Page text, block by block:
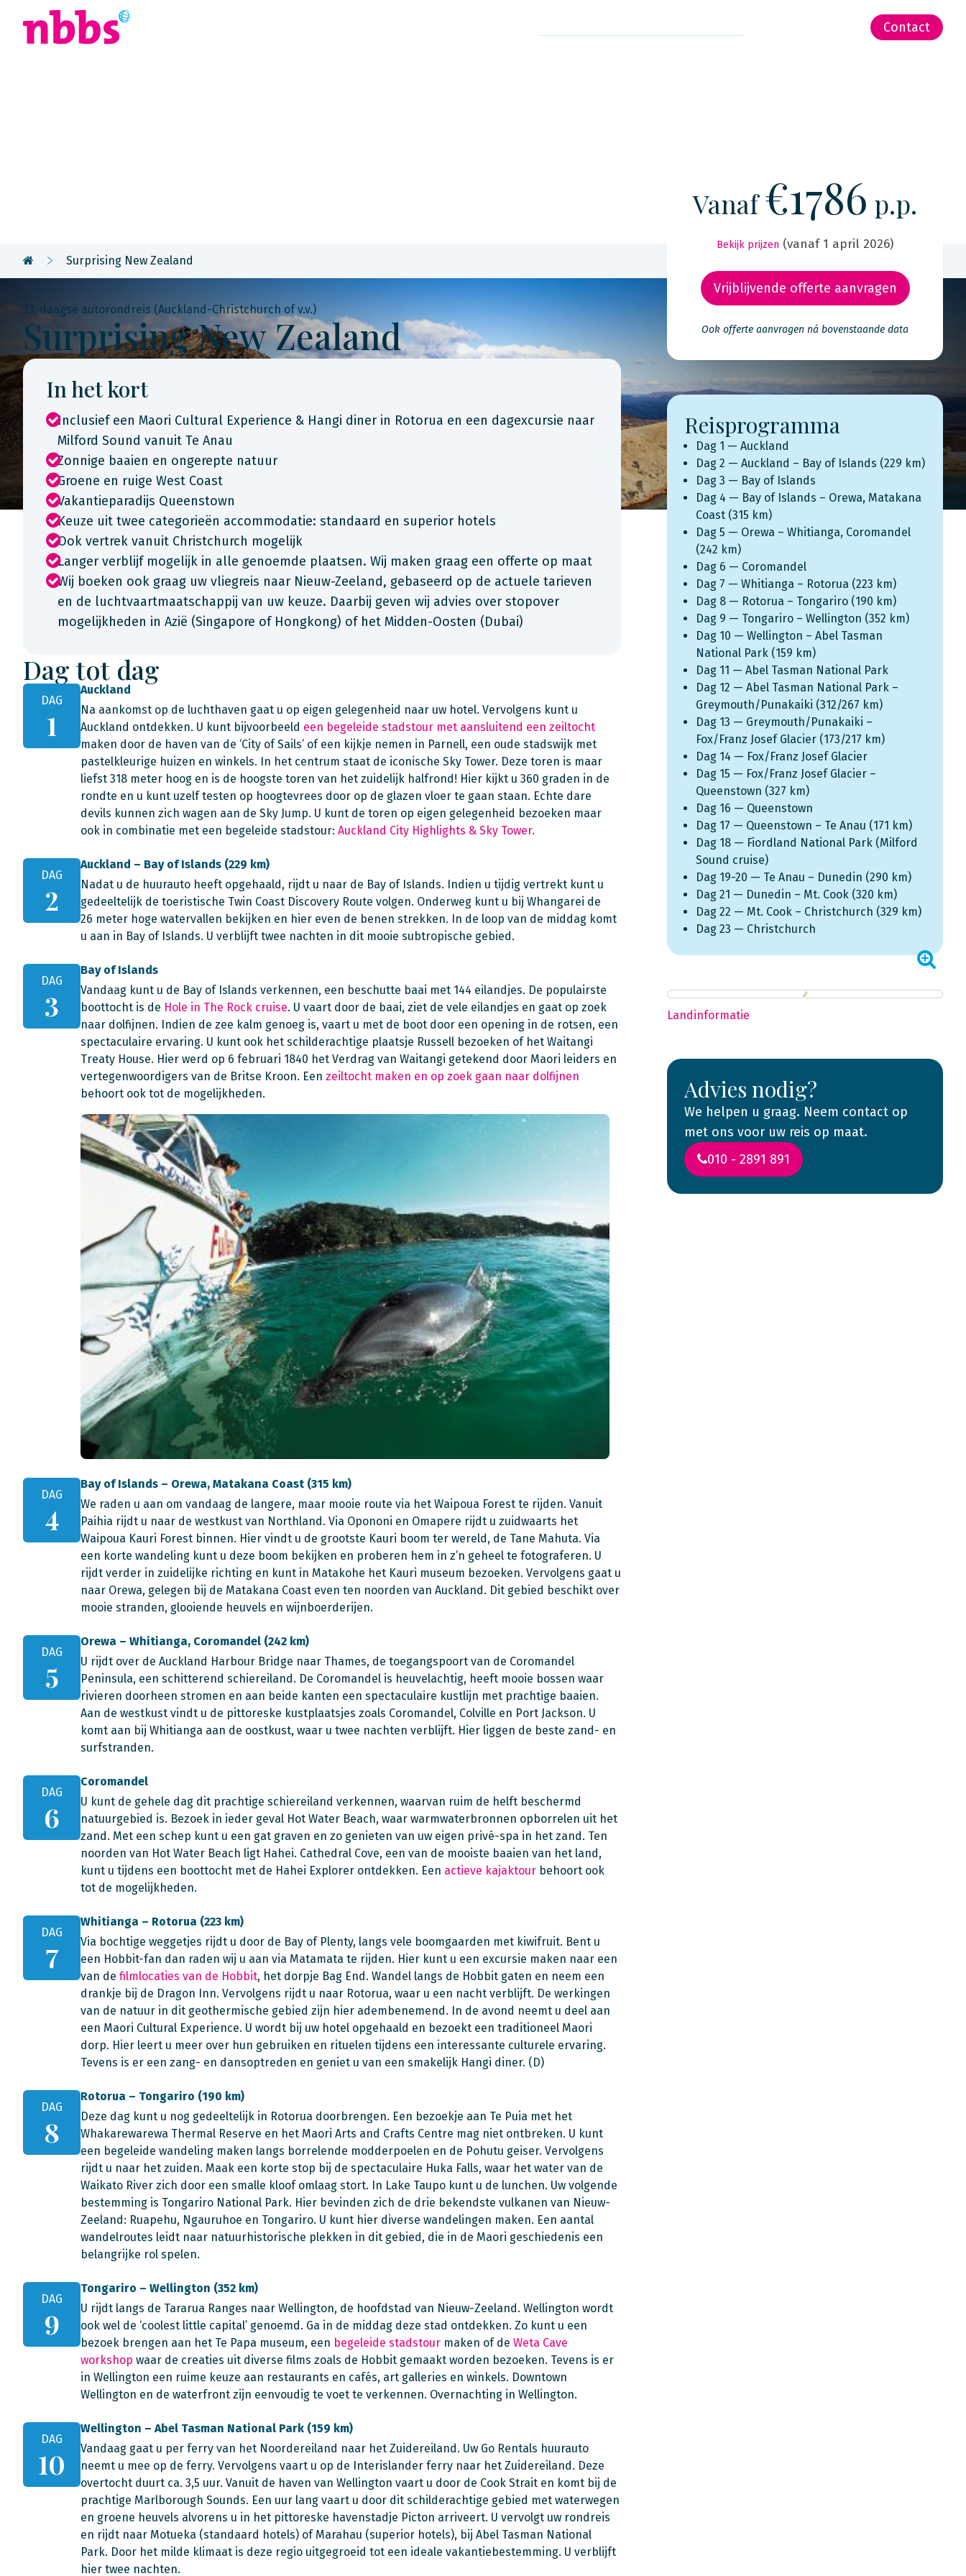
Contact
Surprising New Zealand
23-daagse autorondreis (Auckland-Christchurch of v.v.)
Surprising New Zealand
In het kort
Inclusief een Maori Cultural Experience & Hangi diner in Rotorua en een dagexcursie naar
Milford Sound vanuit Te Anau
Zonnige baaien en ongerepte natuur
Groene en ruige West Coast
Vakantieparadijs Queenstown
Keuze uit twee categorieën accommodatie: standaard en superior hotels
Ook vertrek vanuit Christchurch mogelijk
Langer verblijf mogelijk in alle genoemde plaatsen. Wij maken graag een offerte op maat
Wij boeken ook graag uw vliegreis naar Nieuw-Zeeland, gebaseerd op de actuele tarieven
en de luchtvaartmaatschappij van uw keuze. Daarbij geven wij advies over stopover
mogelijkheden in Azië (Singapore of Hongkong) of het Midden-Oosten (Dubai)
Dag tot dag
DAG
1
Auckland
Na aankomst op de luchthaven gaat u op eigen gelegenheid naar uw hotel. Vervolgens kunt u
Auckland ontdekken. U kunt bijvoorbeeld een begeleide stadstour met aansluitend een zeiltocht
maken door de haven van de ‘City of Sails’ of een kijkje nemen in Parnell, een oude stadswijk met
pastelkleurige huizen en winkels. In het centrum staat de iconische Sky Tower. Deze toren is maar
liefst 318 meter hoog en is de hoogste toren van het zuidelijk halfrond! Hier kijkt u 360 graden in de
rondte en u kunt uzelf testen op hoogtevrees door op de glazen vloer te gaan staan. Echte dare
devils kunnen zich wagen aan de Sky Jump. U kunt de toren op eigen gelegenheid bezoeken maar
ook in combinatie met een begeleide stadstour: Auckland City Highlights & Sky Tower.
DAG
2
Auckland – Bay of Islands (229 km)
Nadat u de huurauto heeft opgehaald, rijdt u naar de Bay of Islands. Indien u tijdig vertrekt kunt u
gedeeltelijk de toeristische Twin Coast Discovery Route volgen. Onderweg kunt u bij Whangarei de
26 meter hoge watervallen bekijken en hier even de benen strekken. In de loop van de middag komt
u aan in Bay of Islands. U verblijft twee nachten in dit mooie subtropische gebied.
DAG
3
Bay of Islands
Vandaag kunt u de Bay of Islands verkennen, een beschutte baai met 144 eilandjes. De populairste
boottocht is de Hole in The Rock cruise. U vaart door de baai, ziet de vele eilandjes en gaat op zoek
naar dolfijnen. Indien de zee kalm genoeg is, vaart u met de boot door een opening in de rotsen, een
spectaculaire ervaring. U kunt ook het schilderachtige plaatsje Russell bezoeken of het Waitangi
Treaty House. Hier werd op 6 februari 1840 het Verdrag van Waitangi getekend door Maori leiders en
vertegenwoordigers van de Britse Kroon. Een zeiltocht maken en op zoek gaan naar dolfijnen
behoort ook tot de mogelijkheden.
DAG
4
Bay of Islands – Orewa, Matakana Coast (315 km)
We raden u aan om vandaag de langere, maar mooie route via het Waipoua Forest te rijden. Vanuit
Paihia rijdt u naar de westkust van Northland. Via Opononi en Omapere rijdt u zuidwaarts het
Waipoua Kauri Forest binnen. Hier vindt u de grootste Kauri boom ter wereld, de Tane Mahuta. Via
een korte wandeling kunt u deze boom bekijken en proberen hem in z’n geheel te fotograferen. U
rijdt verder in zuidelijke richting en kunt in Matakohe het Kauri museum bezoeken. Vervolgens gaat u
naar Orewa, gelegen bij de Matakana Coast even ten noorden van Auckland. Dit gebied beschikt over
mooie stranden, glooiende heuvels en wijnboerderijen.
DAG
5
Orewa – Whitianga, Coromandel (242 km)
U rijdt over de Auckland Harbour Bridge naar Thames, de toegangspoort van de Coromandel
Peninsula, een schitterend schiereiland. De Coromandel is heuvelachtig, heeft mooie bossen waar
rivieren doorheen stromen en aan beide kanten een spectaculaire kustlijn met prachtige baaien.
Aan de westkust vindt u de pittoreske kustplaatsjes zoals Coromandel, Colville en Port Jackson. U
komt aan bij Whitianga aan de oostkust, waar u twee nachten verblijft. Hier liggen de beste zand- en
surfstranden.
DAG
6
Coromandel
U kunt de gehele dag dit prachtige schiereiland verkennen, waarvan ruim de helft beschermd
natuurgebied is. Bezoek in ieder geval Hot Water Beach, waar warmwaterbronnen opborrelen uit het
zand. Met een schep kunt u een gat graven en zo genieten van uw eigen privé-spa in het zand. Ten
noorden van Hot Water Beach ligt Hahei. Cathedral Cove, een van de mooiste baaien van het land,
kunt u tijdens een boottocht met de Hahei Explorer ontdekken. Een actieve kajaktour behoort ook
tot de mogelijkheden.
DAG
7
Whitianga – Rotorua (223 km)
Via bochtige weggetjes rijdt u door de Bay of Plenty, langs vele boomgaarden met kiwifruit. Bent u
een Hobbit-fan dan raden wij u aan via Matamata te rijden. Hier kunt u een excursie maken naar een
van de filmlocaties van de Hobbit, het dorpje Bag End. Wandel langs de Hobbit gaten en neem een
drankje bij de Dragon Inn. Vervolgens rijdt u naar Rotorua, waar u een nacht verblijft. De werkingen
van de natuur in dit geothermische gebied zijn hier adembenemend. In de avond neemt u deel aan
een Maori Cultural Experience. U wordt bij uw hotel opgehaald en bezoekt een traditioneel Maori
dorp. Hier leert u meer over hun gebruiken en rituelen tijdens een interessante culturele ervaring.
Tevens is er een zang- en dansoptreden en geniet u van een smakelijk Hangi diner. (D)
DAG
8
Rotorua – Tongariro (190 km)
Deze dag kunt u nog gedeeltelijk in Rotorua doorbrengen. Een bezoekje aan Te Puia met het
Whakarewarewa Thermal Reserve en het Maori Arts and Crafts Centre mag niet ontbreken. U kunt
een begeleide wandeling maken langs borrelende modderpoelen en de Pohutu geiser. Vervolgens
rijdt u naar het zuiden. Maak een korte stop bij de spectaculaire Huka Falls, waar het water van de
Waikato River zich door een smalle kloof omlaag stort. In Lake Taupo kunt u de lunchen. Uw volgende
bestemming is Tongariro National Park. Hier bevinden zich de drie bekendste vulkanen van Nieuw-
Zeeland: Ruapehu, Ngauruhoe en Tongariro. U kunt hier diverse wandelingen maken. Een aantal
wandelroutes leidt naar natuurhistorische plekken in dit gebied, die in de Maori geschiedenis een
belangrijke rol spelen.
DAG
9
Tongariro – Wellington (352 km)
U rijdt langs de Tararua Ranges naar Wellington, de hoofdstad van Nieuw-Zeeland. Wellington wordt
ook wel de ‘coolest little capital’ genoemd. Ga in de middag deze stad ontdekken. Zo kunt u een
bezoek brengen aan het Te Papa museum, een begeleide stadstour maken of de Weta Cave
workshop waar de creaties uit diverse films zoals de Hobbit gemaakt worden bezoeken. Tevens is er
in Wellington een ruime keuze aan restaurants en cafés, art galleries en winkels. Downtown
Wellington en de waterfront zijn eenvoudig te voet te verkennen. Overnachting in Wellington.
DAG
10
Wellington – Abel Tasman National Park (159 km)
Vandaag gaat u per ferry van het Noordereiland naar het Zuidereiland. Uw Go Rentals huurauto
neemt u mee op de ferry. Vervolgens vaart u op de Interislander ferry naar het Zuidereiland. Deze
overtocht duurt ca. 3,5 uur. Vanuit de haven van Wellington vaart u door de Cook Strait en komt bij de
prachtige Marlborough Sounds. Een uur lang vaart u door dit schilderachtige gebied met waterwegen
en groene heuvels alvorens u in het pittoreske havenstadje Picton arriveert. U vervolgt uw rondreis
en rijdt naar Motueka (standaard hotels) of Marahau (superior hotels), bij Abel Tasman National
Park. Door het milde klimaat is deze regio uitgegroeid tot een ideale vakantiebestemming. U verblijft
hier twee nachten.
Vanaf€1786 p.p.
Bekijk prijzen (vanaf 1 april 2026)
Vrijblijvende offerte aanvragen
Ook offerte aanvragen ná bovenstaande data
Reisprogramma
Dag 1 — Auckland
Dag 2 — Auckland – Bay of Islands (229 km)
Dag 3 — Bay of Islands
Dag 4 — Bay of Islands – Orewa, Matakana
Coast (315 km)
Dag 5 — Orewa – Whitianga, Coromandel
(242 km)
Dag 6 — Coromandel
Dag 7 — Whitianga – Rotorua (223 km)
Dag 8 — Rotorua – Tongariro (190 km)
Dag 9 — Tongariro – Wellington (352 km)
Dag 10 — Wellington – Abel Tasman
National Park (159 km)
Dag 11 — Abel Tasman National Park
Dag 12 — Abel Tasman National Park –
Greymouth/Punakaiki (312/267 km)
Dag 13 — Greymouth/Punakaiki –
Fox/Franz Josef Glacier (173/217 km)
Dag 14 — Fox/Franz Josef Glacier
Dag 15 — Fox/Franz Josef Glacier –
Queenstown (327 km)
Dag 16 — Queenstown
Dag 17 — Queenstown – Te Anau (171 km)
Dag 18 — Fiordland National Park (Milford
Sound cruise)
Dag 19-20 — Te Anau – Dunedin (290 km)
Dag 21 — Dunedin – Mt. Cook (320 km)
Dag 22 — Mt. Cook – Christchurch (329 km)
Dag 23 — Christchurch
Landinformatie
Advies nodig?
We helpen u graag. Neem contact op
met ons voor uw reis op maat.
010 - 2891 891